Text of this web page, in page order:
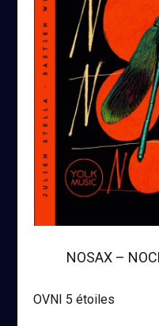
NOSAX –
OVNI 5 étoiles